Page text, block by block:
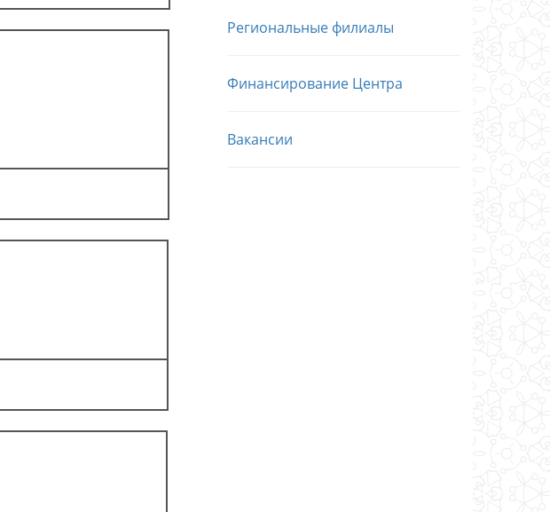
Региональные филиалы
Финансирование Центра
Вакансии